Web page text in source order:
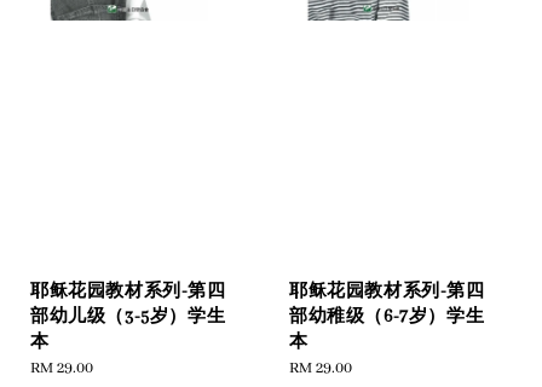
耶稣花园教材系列-第四
部幼儿级（3-5岁）学生
本
Regular
RM 29.00
耶稣花园教材系列-第四
部幼稚级（6-7岁）学生
本
Regular
RM 29.00